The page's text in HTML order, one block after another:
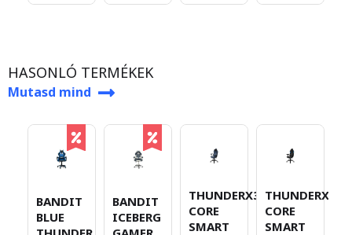
HASONLÓ TERMÉKEK
Mutasd mind
BANDIT
BLUE
BANDIT
ICEBERG
THUNDERX3
CORE
SMART
THUNDERX3
CORE
SMART